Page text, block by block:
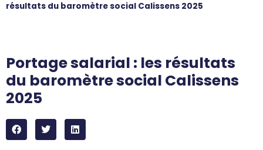
résultats du baromètre social Calissens 2025
Portage salarial : les résultats
du baromètre social Calissens
2025